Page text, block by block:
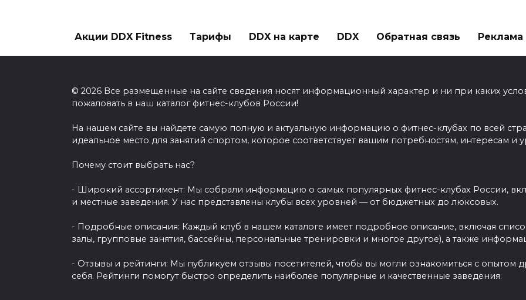
Акции DDX Fitness Тарифы DDX на карте DDX Обратная связь
© 2026 Все размещенные на сайте сведения носят информационный характер и ни при каких
пожаловать в наш каталог фитнес-клубов России!
На нашем сайте вы найдете самую полную и актуальную информацию о фитнес-клубах по всей
идеальное место для занятий спортом, которое соответствует вашим потребностям, интересам и
Почему стоит выбрать нас?
- Широкий ассортимент: Мы собрали информацию о самых популярных фитнес-клубах России,
и местные заведения. У нас представлены клубы всех уровней — от бюджетных до люксовых.
- Подробные описания: Каждый клуб в нашем каталоге имеет подробное описание, включая
залы, групповые занятия, бассейны, персональные тренировки и многое другое), а также
- Отзывы и рейтинги: Мы публикуем отзывы посетителей, чтобы вы могли ознакомиться с опытом
себя. Рейтинги помогут быстро определить наиболее популярные и качественные заведения.